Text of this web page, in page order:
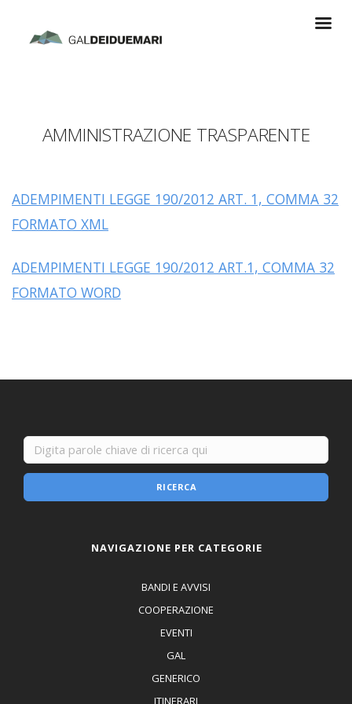
AMMINISTRAZIONE TRASPARENTE
ADEMPIMENTI LEGGE 190/2012 ART. 1, COMMA 32
FORMATO XML
ADEMPIMENTI LEGGE 190/2012 ART.1, COMMA 32
FORMATO WORD
RICERCA
NAVIGAZIONE PER CATEGORIE
BANDI E AVVISI
COOPERAZIONE
EVENTI
GAL
GENERICO
ITINERARI